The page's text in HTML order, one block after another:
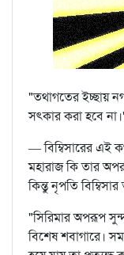
"তথাগতের ইচ্ছায়
সৎকার করা হবে
— বিম্বিসারের এই
মহারাজ কি তার
কিন্তু নৃপতি
"সিরিমার অপরূপ
বিশেষ শবাগারে।